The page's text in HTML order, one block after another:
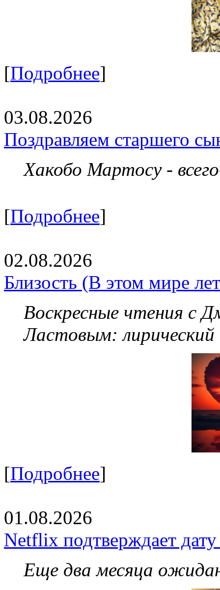
[Подробнее]
03.08.2026
Поздравляем старшего
Хакобо Мартосу -
[Подробнее]
02.08.2026
Близость (В этом мире
Воскресные чтения с
Ластовым:
[Подробнее]
01.08.2026
Netflix подтверждает
Еще два месяца